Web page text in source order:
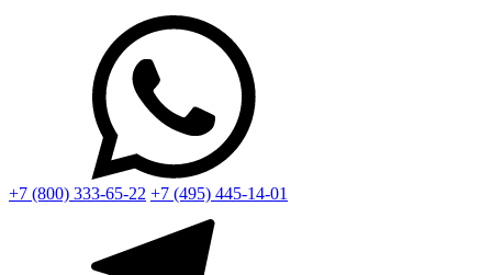
+7 (800) 333-65-22 +7 (495) 445-14-01